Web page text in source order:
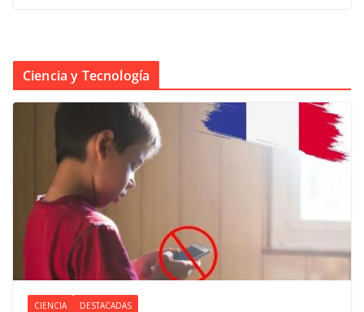
Ciencia y Tecnología
CIENCIA DESTACADAS